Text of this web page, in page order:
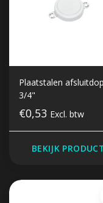
Plaatstalen afsluitdop
3/4"
€0,53 Excl. btw
BEKIJK